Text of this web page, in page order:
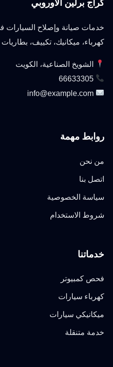
كراج برلين الأوروبي
خدمات صيانة وإصلاح السيارات
كهرباء، ميكانيك، تكييف،
الشويخ الصناعية، الكويت
66633305
info@example.com
روابط مهمة
من نحن
اتصل بنا
سياسة الخصوصية
شروط الاستخدام
خدماتنا
فحص كمبيوتر
كهرباء سيارات
ميكانيكي سيارات
خدمة متنقلة